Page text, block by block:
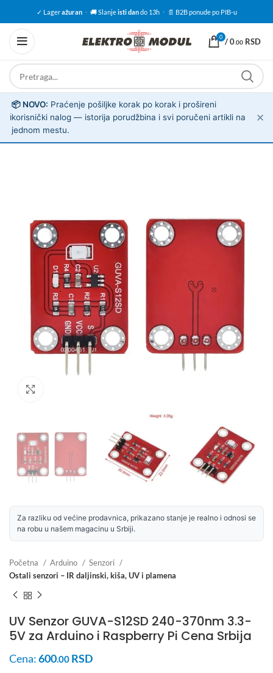
✓ Lageražuran · 🚚 Slanjeisti dando 13h · 📄 B2B ponude po PIB-u
0 /0.00 RSD
ℹ️
📦 NOVO: Praćenje pošiljke korak po korak i prošireni
korisnički nalog — istorija porudžbina i svi poručeni artikli na
jednom mestu.
✕
Za razliku od većine prodavnica, prikazano stanje je realno i odnosi se
na robu u našem magacinu u Srbiji.
Početna Arduino
Senzori
Ostali senzori – IR daljinski, kiša, UV i plamena
UV Senzor GUVA-S12SD 240-370nm 3.3-
5V za Arduino i Raspberry Pi Cena Srbija
Cena:600.00 RSD